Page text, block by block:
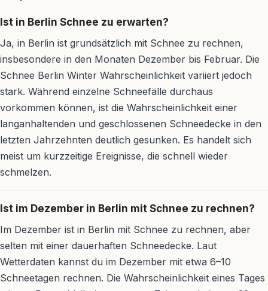
Ist in Berlin Schnee zu erwarten?
Ja, in Berlin ist grundsätzlich mit Schnee zu rechnen,
insbesondere in den Monaten Dezember bis Februar. Die
Schnee Berlin Winter Wahrscheinlichkeit variiert jedoch
stark. Während einzelne Schneefälle durchaus
vorkommen können, ist die Wahrscheinlichkeit einer
langanhaltenden und geschlossenen Schneedecke in den
letzten Jahrzehnten deutlich gesunken. Es handelt sich
meist um kurzzeitige Ereignisse, die schnell wieder
schmelzen.
Ist im Dezember in Berlin mit Schnee zu rechnen?
Im Dezember ist in Berlin mit Schnee zu rechnen, aber
selten mit einer dauerhaften Schneedecke. Laut
Wetterdaten kannst du im Dezember mit etwa 6–10
Schneetagen rechnen. Die Wahrscheinlichkeit eines Tages